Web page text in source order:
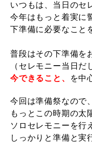
いつもは、当日のセ
今年はもっと着実に
下準備に必要なこと
普段はその下準備を
（セレモニー当日だ
今できること、
を中
今回は準備祭なので、
もっとこの時期の太
ソロセレモニーを行
しっかりと準備と実